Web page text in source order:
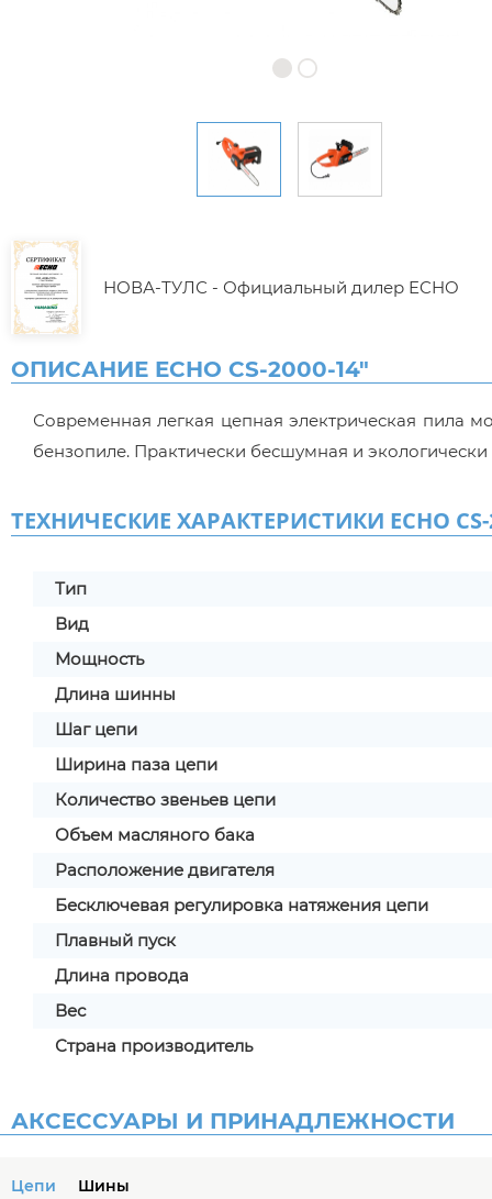
НОВА-ТУЛС - Официальный дилер ECHO
ОПИСАНИЕ ECHO CS-2000-14"
Современная легкая цепная электрическая пила
бензопиле. Практически бесшумная и
ТЕХНИЧЕСКИЕ ХАРАКТЕРИСТИКИ ECHO CS-
Тип
Вид
Мощность
Длина шинны
Шаг цепи
Ширина паза цепи
Количество звеньев цепи
Объем масляного бака
Расположение двигателя
Бесключевая регулировка натяжения цепи
Плавный пуск
Длина провода
Вес
Страна производитель
АКСЕССУАРЫ И ПРИНАДЛЕЖНОСТИ
Цепи Шины